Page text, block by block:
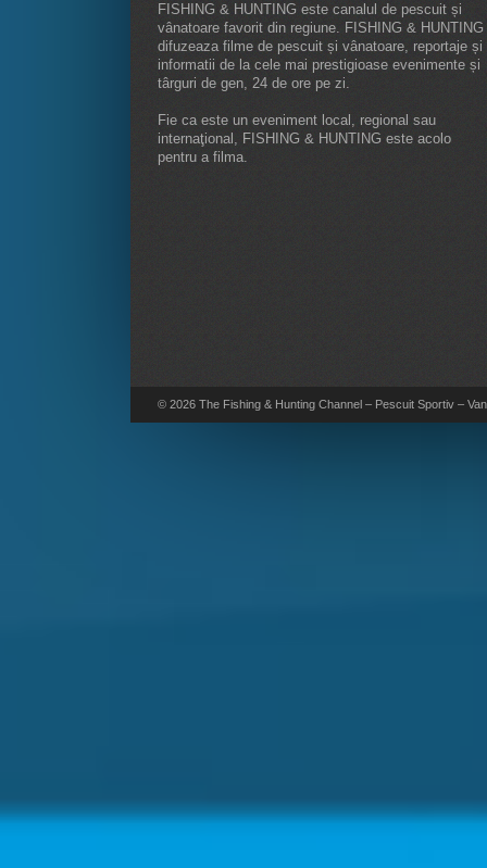
FISHING & HUNTING este canalul de pescuit și
vânatoare favorit din regiune. FISHING & HUNTING
difuzeaza filme de pescuit și vânatoare, reportaje și
informatii de la cele mai prestigioase evenimente și
târguri de gen, 24 de ore pe zi.
Fie ca este un eveniment local, regional sau
internaţional, FISHING & HUNTING este acolo
pentru a filma.
© 2026 The Fishing & Hunting Channel – Pescuit Sportiv –